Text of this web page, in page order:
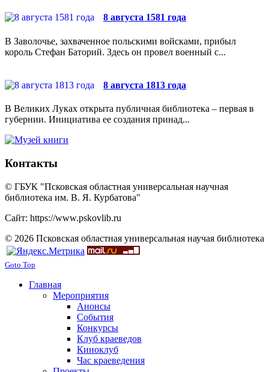
8 августа 1581 года
В Заволочье, захваченное польскими войсками, прибыл
король Стефан Баторий. Здесь он провел военный с...
8 августа 1813 года
В Великих Луках открыта публичная библиотека – первая в
губернии. Инициатива ее создания принад...
Контакты
© ГБУК "Псковская областная универсальная научная
библиотека им. В. Я. Курбатова"
Сайт: https://www.pskovlib.ru
© 2026 Псковская областная универсальная научая библиотека
Goto Top
Главная
Мероприятия
Анонсы
События
Конкурсы
Клуб краеведов
Киноклуб
Час краеведения